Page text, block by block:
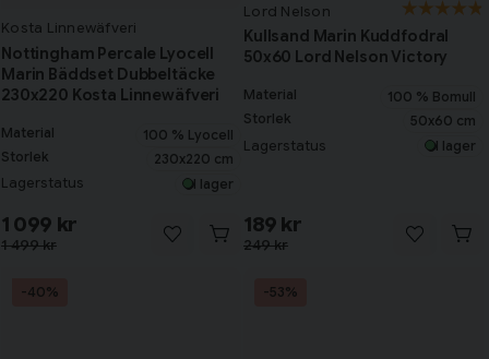
Kosta Linnewäfveri
Nottingham Percale Lyocell
Marin Bäddset Dubbeltäcke
230x220 Kosta Linnewäfveri
Material
100 % Lyocell
Storlek
230x220 cm
Lagerstatus I lager
1 499 kr
1 099 kr
Lord Nelson
Kullsand Marin Kuddfodral
50x60 Lord Nelson Victory
Material
100 % Bomull
Storlek
50x60 cm
Lagerstatus I lager
249 kr
189 kr
-40% -53%